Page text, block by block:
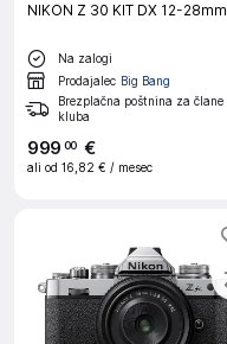
NIKON Z 30 KIT DX 12-28mm
Na zalogi
Prodajalec Big Bang
Brezplačna poštnina za člane
kluba
999 00 €
ali od 16,82 € / mesec